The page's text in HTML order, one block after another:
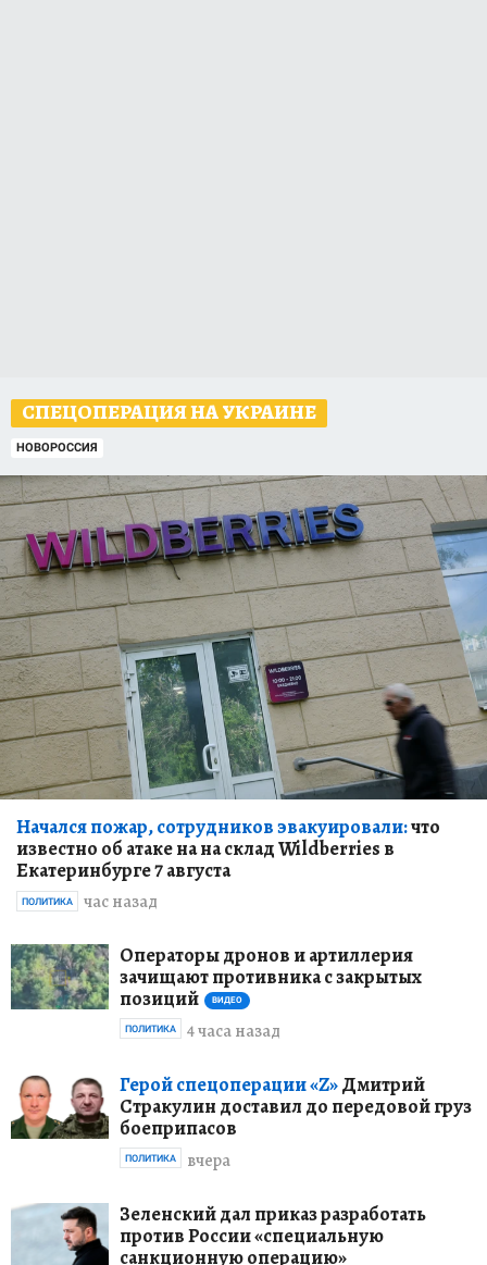
СПЕЦОПЕРАЦИЯ НА УКРАИНЕ
НОВОРОССИЯ
Начался пожар, сотрудников эвакуировали:что
известно об атаке на на склад Wildberries в
Екатеринбурге 7 августа
час назад
ПОЛИТИКА
Операторы дронов и артиллерия
зачищают противника с закрытых
позиций
ВИДЕО
4 часа назад
ПОЛИТИКА
Герой спецоперации «Z»Дмитрий
Стракулин доставил до передовой груз
боеприпасов
вчера
ПОЛИТИКА
Зеленский дал приказ разработать
против России «специальную
санкционную операцию»